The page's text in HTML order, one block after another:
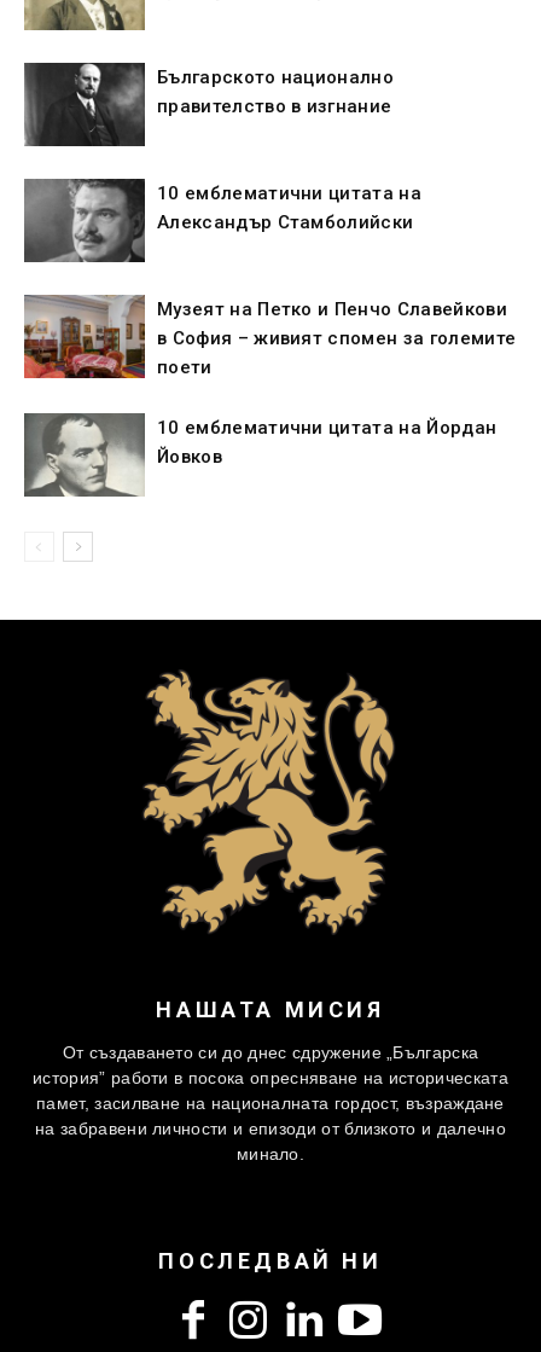
Българското национално
правителство в изгнание
10 емблематични цитата на
Александър Стамболийски
Музеят на Петко и Пенчо Славейкови
в София – живият спомен за големите
поети
10 емблематични цитата на Йордан
Йовков
НАШАТА МИСИЯ
От създаването си до днес сдружение „Българска
история” работи в посока опресняване на историческата
памет, засилване на националната гордост, възраждане
на забравени личности и епизоди от близкото и далечно
минало.
ПОСЛЕДВАЙ НИ